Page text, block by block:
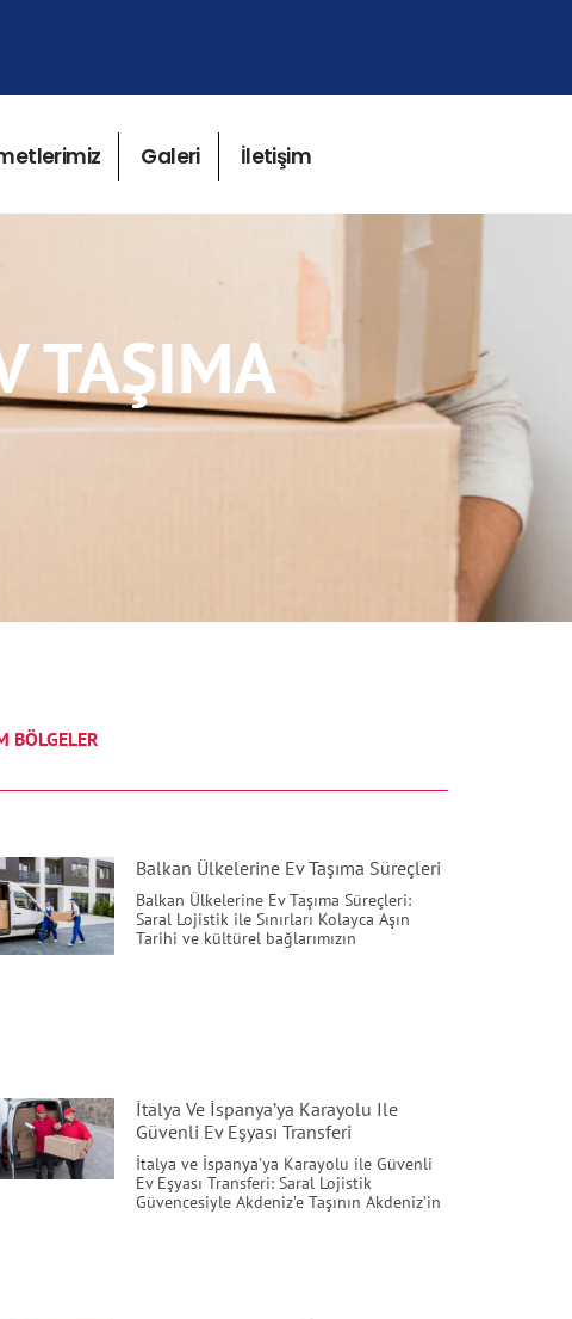
Galeri İletişim
TAŞIMA
BÖLGELER
Balkan Ülkelerine Ev Taşıma Süreçleri
Balkan Ülkelerine Ev Taşıma Süreçleri:
Saral Lojistik ile Sınırları Kolayca Aşın
Tarihi ve kültürel bağlarımızın
İtalya Ve İspanya’ya Karayolu Ile
Güvenli Ev Eşyası Transferi
İtalya ve İspanya’ya Karayolu ile Güvenli
Ev Eşyası Transferi: Saral Lojistik
Güvencesiyle Akdeniz’e Taşının Akdeniz’in